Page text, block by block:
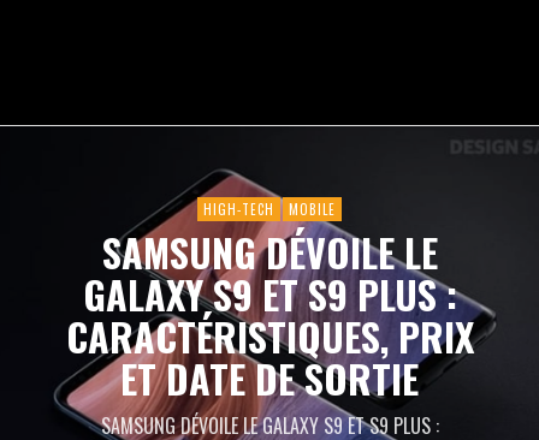
HIGH-TECH MOBILE
SAMSUNG DÉVOILE LE
GALAXY S9 ET S9 PLUS :
CARACTÉRISTIQUES, PRIX
ET DATE DE SORTIE
SAMSUNG DÉVOILE LE GALAXY S9 ET S9 PLUS :